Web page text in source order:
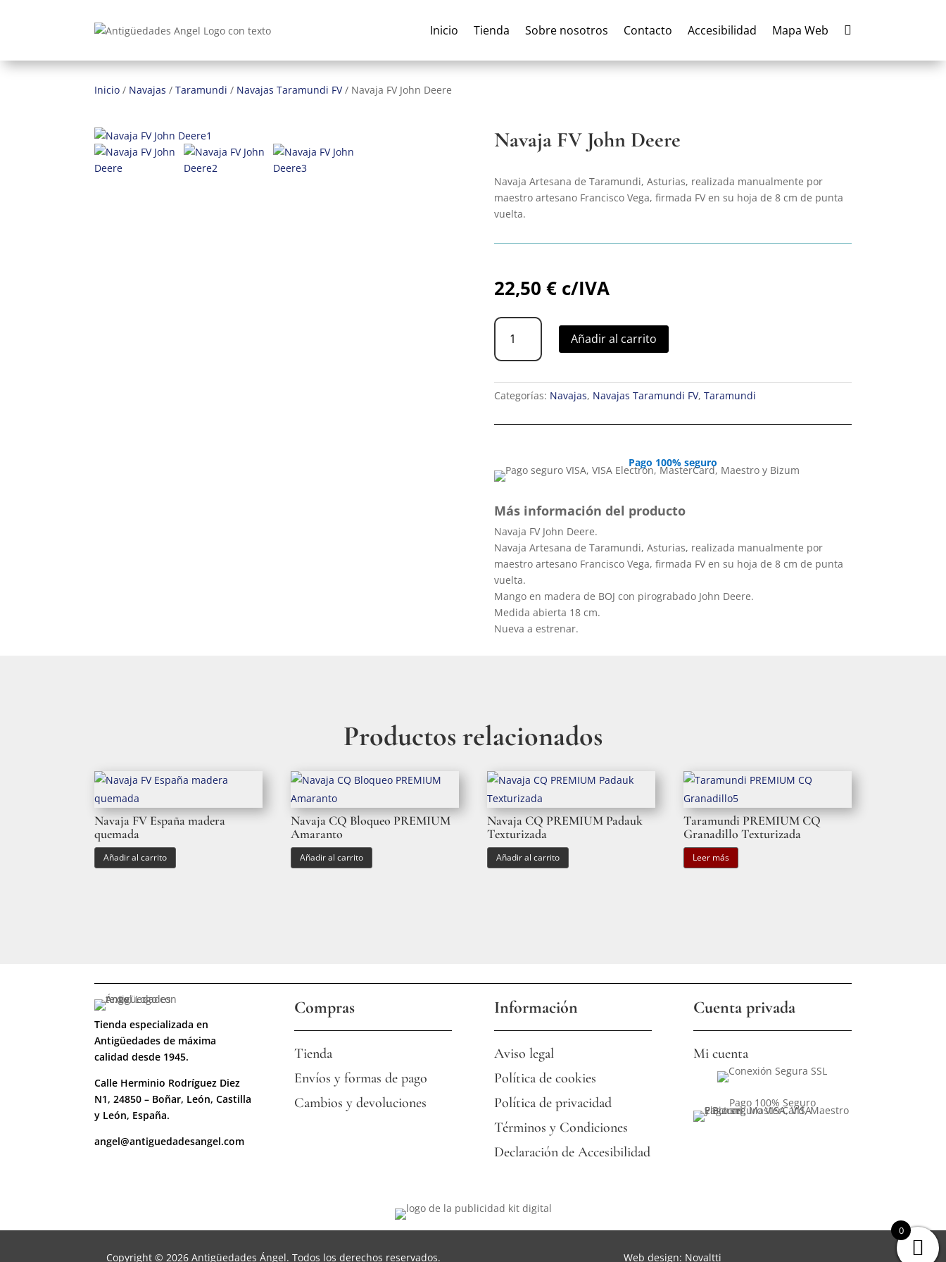
Inicio Tienda Sobre nosotros Contacto Accesibilidad Mapa Web 
Inicio / Navajas /Taramundi / Navajas Taramundi FV/ Navaja FV John Deere
Navaja FV John Deere
Navaja Artesana de Taramundi, Asturias, realizada manualmente por
maestro artesano Francisco Vega, firmada FV en su hoja de 8 cm de punta
vuelta.
22,50 € c/IVA
Navaja
John
cantidad
Añadir al carrito
Categorías: Navajas, Navajas Taramundi FV, Taramundi
Pago 100% seguro
Más información del producto
Navaja FV John Deere.
Navaja Artesana de Taramundi, Asturias, realizada manualmente por
maestro artesano Francisco Vega, firmada FV en su hoja de 8 cm de punta
vuelta.
Mango en madera de BOJ con pirograbado John Deere.
Medida abierta 18 cm.
Nueva a estrenar.
Productos relacionados
Navaja FV España madera
quemada
Añadir al carrito
Navaja CQ Bloqueo PREMIUM
Amaranto
Añadir al carrito
Navaja CQ PREMIUM Padauk
Texturizada
Añadir al carrito
Taramundi PREMIUM CQ
Granadillo Texturizada
Leer más
Tienda especializada en
Antigüedades de máxima
calidad desde 1945.
Calle Herminio Rodríguez Diez
N1, 24850 – Boñar, León, Castilla
y León, España.
angel@antiguedadesangel.com
Compras
Tienda
Envíos y formas de pago
Cambios y devoluciones
Información
Aviso legal
Política de cookies
Política de privacidad
Términos y Condiciones
Declaración de Accesibilidad
Cuenta privada
Mi cuenta
Pago 100% Seguro
Copyright © 2026 Antigüedades Ángel. Todos los derechos reservados. Web design: Novaltti
0